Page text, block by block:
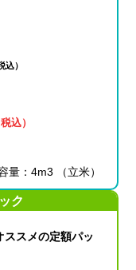
込）
税込）
量：4m3 （立米）
ク
スメの定額パッ